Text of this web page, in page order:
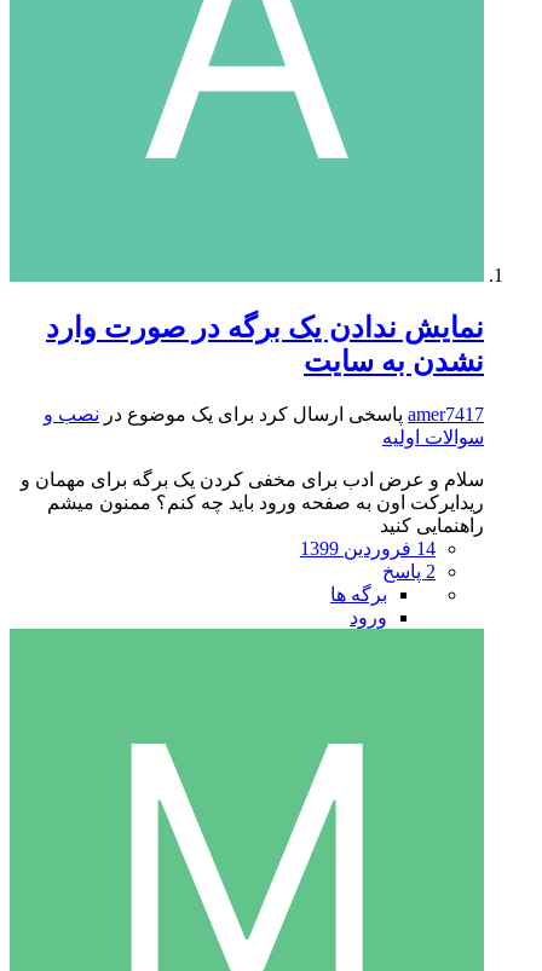
نمایش ندادن یک برگه در صورت وارد
نشدن به سایت
amer7417 پاسخی ارسال کرد برای یک موضوع در نصب و
سوالات اولیه
سلام و عرض ادب برای مخفی کردن یک برگه برای مهمان و
ریدایرکت اون به صفحه ورود باید چه کنم؟ ممنون میشم
راهنمایی کنید
14 فروردین 1399
2 پاسخ
برگه ها
ورود